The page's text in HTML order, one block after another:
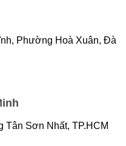
Phường Hoà Xuân, Đà
Tân Sơn Nhất, TP.HCM